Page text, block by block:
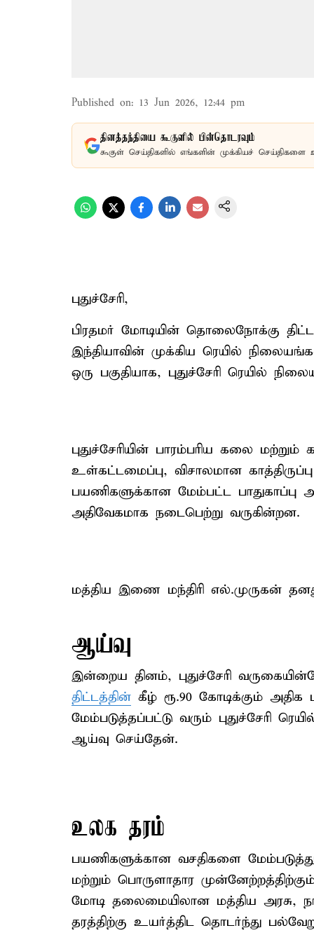
Published on: 13 Jun 2026, 12:44 pm
தினத்தந்தியை கூகுளில் பின்தொடரவும்
கூகுள் செய்திகளில் எங்களின் முக்கியச் செய்திகளை
புதுச்சேரி,
பிரதமர் மோடியின் தொலைநோக்கு
இந்தியாவின் முக்கிய ரெயில்
ஒரு பகுதியாக, புதுச்சேரி ரெயில்
புதுச்சேரியின் பாரம்பரிய கலை
உள்கட்டமைப்பு, விசாலமான
பயணிகளுக்கான மேம்பட்ட
அதிவேகமாக நடைபெற்று வருகின்றன.
மத்திய இணை மந்திரி எல்.முருகன்
ஆய்வு
இன்றைய தினம், புதுச்சேரி
திட்டத்தின் கீழ் ரூ.90 கோடிக்கும் அதிக
மேம்படுத்தப்பட்டு வரும் புதுச்சேரி
ஆய்வு செய்தேன்.
உலக தரம்
பயணிகளுக்கான வசதிகளை
மற்றும் பொருளாதார
மோடி தலைமையிலான மத்திய அரசு,
தரத்திற்கு உயர்த்திட தொடர்ந்து